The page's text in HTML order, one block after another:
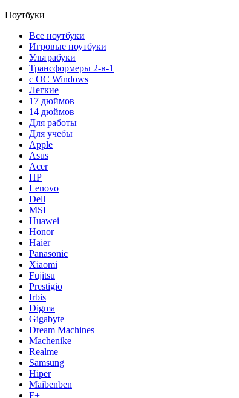
Ноутбуки
Все ноутбуки
Игровые ноутбуки
Ультрабуки
Трансформеры 2-в-1
с ОС Windows
Легкие
17 дюймов
14 дюймов
Для работы
Для учебы
Apple
Asus
Acer
HP
Lenovo
Dell
MSI
Huawei
Honor
Haier
Panasonic
Xiaomi
Fujitsu
Prestigio
Irbis
Digma
Gigabyte
Dream Machines
Machenike
Realme
Samsung
Hiper
Maibenben
F+